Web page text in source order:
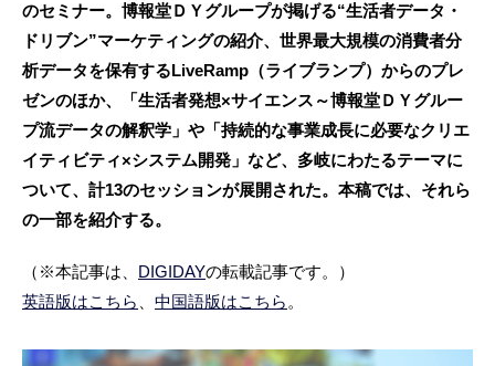
のセミナー。博報堂ＤＹグループが掲げる“生活者データ・
ドリブン”マーケティングの紹介、世界最大規模の消費者分
析データを保有するLiveRamp（ライブランプ）からのプレ
ゼンのほか、「生活者発想×サイエンス～博報堂ＤＹグルー
プ流データの解釈学」や「持続的な事業成長に必要なクリエ
イティビティ×システム開発」など、多岐にわたるテーマに
ついて、計13のセッションが展開された。本稿では、それら
の一部を紹介する。
（※本記事は、 DIGIDAYの転載記事です。）
英語版はこちら 、 中国語版はこちら。